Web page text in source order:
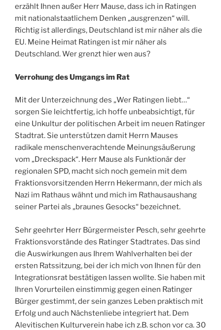
erzählt Ihnen außer Herr Mause, dass ich in Ratingen
mit nationalstaatlichem Denken „ausgrenzen“ will.
Richtig ist allerdings, Deutschland ist mir näher als die
EU. Meine Heimat Ratingen ist mir näher als
Deutschland. Wer grenzt hier wen aus?
Verrohung des Umgangs im Rat
Mit der Unterzeichnung des „Wer Ratingen liebt…“
sorgen Sie leichtfertig, ich hoffe unbeabsichtigt, für
eine Unkultur der politischen Arbeit im neuen Ratinger
Stadtrat. Sie unterstützen damit Herrn Mauses
radikale menschenverachtende Meinungsäußerung
vom „Dreckspack“. Herr Mause als Funktionär der
regionalen SPD, macht sich noch gemein mit dem
Fraktionsvorsitzenden Herrn Hekermann, der mich als
Nazi im Rathaus wähnt und mich im Rathausaushang
seiner Partei als „braunes Gesocks“ bezeichnet.
Sehr geehrter Herr Bürgermeister Pesch, sehr geehrte
Fraktionsvorstände des Ratinger Stadtrates. Das sind
die Auswirkungen aus Ihrem Wahlverhalten bei der
ersten Ratssitzung, bei der ich mich von Ihnen für den
Integrationsrat bestätigen lassen wollte. Sie haben mit
Ihren Vorurteilen einstimmig gegen einen Ratinger
Bürger gestimmt, der sein ganzes Leben praktisch mit
Erfolg und auch Nächstenliebe integriert hat. Dem
Alevitischen Kulturverein habe ich z.B. schon vor ca. 30